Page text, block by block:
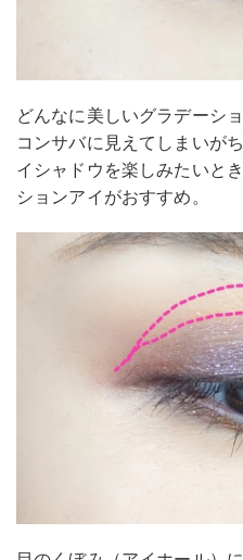
どんなに美しいグラデーシ
コンサバに見えてしまいが
イシャドウを楽しみたいと
ションアイがおすすめ。